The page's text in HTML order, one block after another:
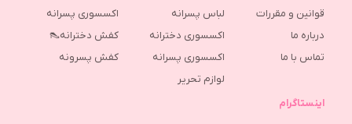
قوانین و مقررات
درباره ما
تماس با ما
لباس پسرانه
اکسسوری دخترانه
اکسسوری پسرانه
لوازم تحریر
اکسسوری پسرانه
کفش دخترانه👠
كفش پسرونه
اینستاگرام